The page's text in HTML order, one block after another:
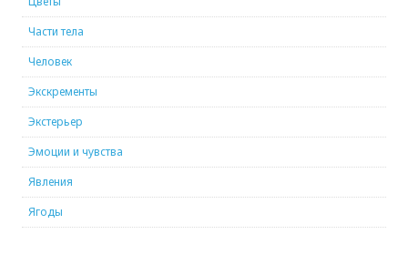
Части тела
Человек
Экскременты
Экстерьер
Эмоции и чувства
Явления
Ягоды